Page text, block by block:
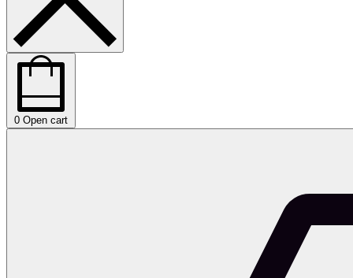
0 Open cart